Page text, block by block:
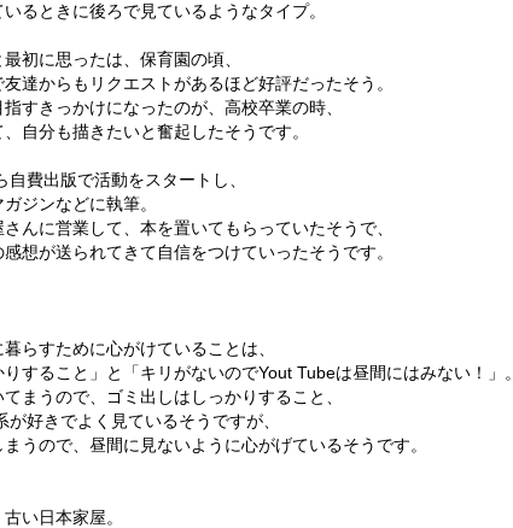
るときに後ろで見ているようなタイプ。
初に思ったは、保育園の頃、
達からもリクエストがあるほど好評だったそう。
すきっかけになったのが、高校卒業の時、
自分も描きたいと奮起したそうです。
費出版で活動をスタートし、
ジンなどに執筆。
んに営業して、本を置いてもらっていたそうで、
想が送られてきて自信をつけていったそうです。
らすために心がけていることは、
りすること」と「キリがないのでYout Tubeは昼間にはみない！」。
まうので、ゴミ出しはしっかりすること、
が好きでよく見ているそうですが、
うので、昼間に見ないように心がげているそうです。
い日本家屋。